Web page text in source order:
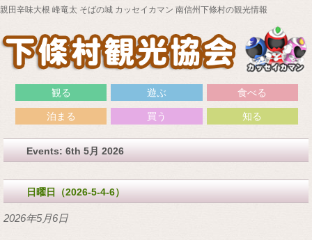
親田辛味大根 峰竜太 そばの城 カッセイカマン 南信州下條村の観光情報
観る 遊ぶ 食べる
泊まる 買う 知る
Events: 6th 5月 2026
日曜日（2026-5-4-6）
2026年5月6日